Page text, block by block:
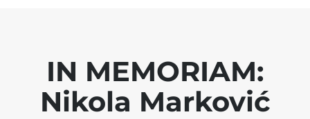
IN MEMORIAM:
Nikola Marković